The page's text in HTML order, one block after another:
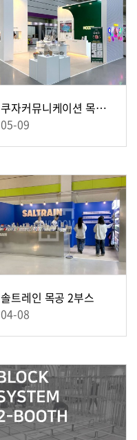
쿠자커뮤니케이션 목공 4부스
05-09
솔트레인 목공 2부스
04-08